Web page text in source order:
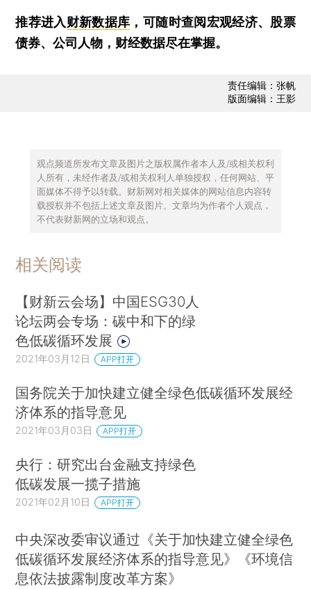
推荐进入财新数据库 ，可随时查阅宏观经济、股票
债券、公司人物，财经数据尽在掌握。
责任编辑：张帆
版面编辑：王影
观点频道所发布文章及图片之版权属作者本人及/或相关权利
人所有，未经作者及/或相关权利人单独授权，任何网站、平
面媒体不得予以转载。财新网对相关媒体的网站信息内容转
载授权并不包括上述文章及图片。文章均为作者个人观点，
不代表财新网的立场和观点。
相关阅读
【财新云会场】中国ESG30人
论坛两会专场：碳中和下的绿
色低碳循环发展
2021年03月12日 APP打开
国务院关于加快建立健全绿色低碳循环发展经
济体系的指导意见
2021年03月03日 APP打开
央行：研究出台金融支持绿色
低碳发展一揽子措施
2021年02月10日 APP打开
中央深改委审议通过《关于加快建立健全绿色
低碳循环发展经济体系的指导意见》《环境信
息依法披露制度改革方案》